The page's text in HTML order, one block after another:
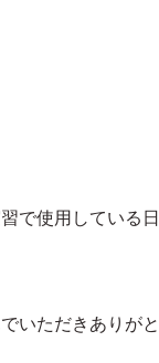
で使用している
いただきありが